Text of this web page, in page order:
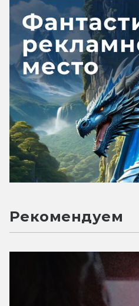
Рекомендуем